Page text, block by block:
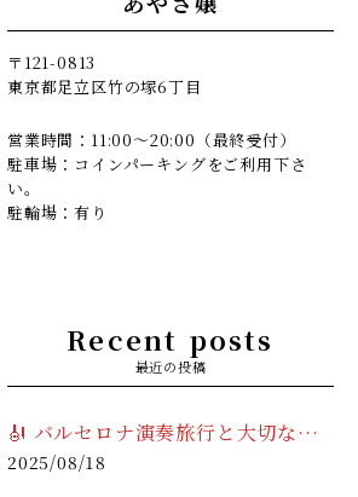
〒121-0813
東京都足立区竹の塚6丁目
営業時間：11:00～20:00（最終受付）
駐車場：コインパーキングをご利用下さ
い。
駐輪場：有り
Recent posts
最近の投稿
🎻 バルセロナ演奏旅行と大切なお知らせ 🎹
2025/08/18